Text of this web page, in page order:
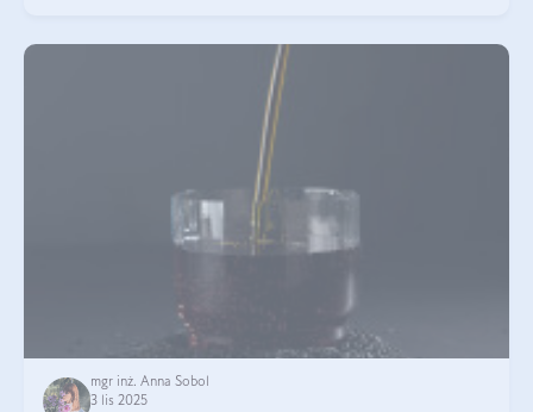
mgr inż. Anna Sobol
3 lis 2025